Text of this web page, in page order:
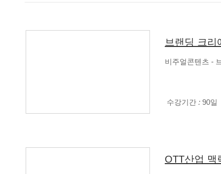
브랜딩 크리
비주얼콘텐츠 -
수강기간 : 90일
OTT산업 맥